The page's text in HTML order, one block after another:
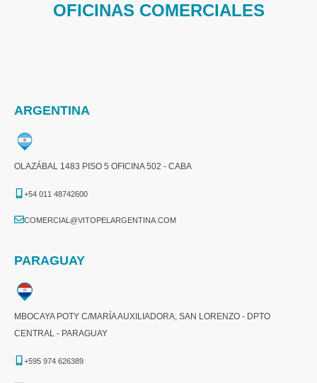
OFICINAS COMERCIALES
ARGENTINA
OLAZÁBAL 1483 PISO 5 OFICINA 502 - CABA
+54 011 48742600​
COMERCIAL@VITOPELARGENTINA.COM​
PARAGUAY
MBOCAYA POTY C/MARÍA AUXILIADORA, SAN LORENZO - DPTO
CENTRAL - PARAGUAY
+595 974 626389